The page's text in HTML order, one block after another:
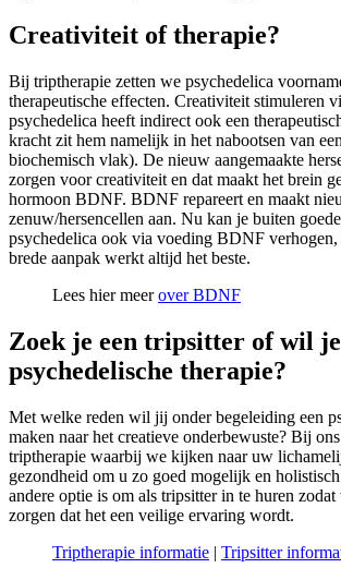
Creativiteit of therapie?
Bij triptherapie zetten we psychedelica
therapeutische effecten. Creativiteit stimuleren
psychedelica heeft indirect ook een
kracht zit hem namelijk in het nabootsen van
biochemisch vlak). De nieuw aangemaakte
zorgen voor creativiteit en dat maakt het brein
hormoon BDNF. BDNF repareert en maakt
zenuw/hersencellen aan. Nu kan je buiten
psychedelica ook via voeding BDNF verhogen,
brede aanpak werkt altijd het beste.
Lees hier meerover BDNF
Zoek je een tripsitter of wil je
psychedelische therapie?
Met welke reden wil jij onder begeleiding een
maken naar het creatieve onderbewuste? Bij
triptherapie waarbij we kijken naar uw
gezondheid om u zo goed mogelijk en
andere optie is om als tripsitter in te huren
zorgen dat het een veilige ervaring wordt.
Triptherapie informatie | Tripsitter